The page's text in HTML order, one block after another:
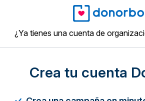
¿Ya tienes una cuenta de
Crea tu cuenta